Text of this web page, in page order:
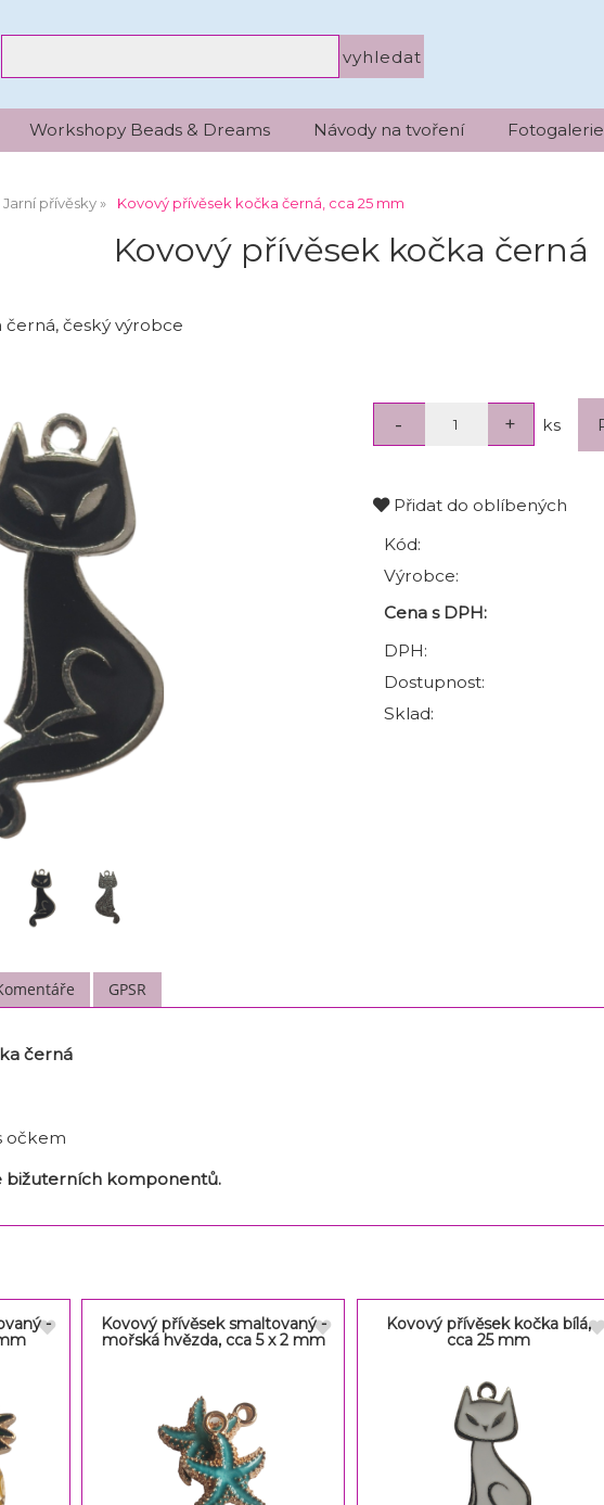
Workshopy Beads & Dreams Návody na tvoření Fotogalerie
Jarní přívěsky Kovový přívěsek kočka černá, cca 25 mm
Kovový přívěsek kočka černá
český výrobce
ks
Přidat do oblíbených
Kód:
Výrobce:
Cena s DPH:
DPH:
Dostupnost:
Sklad:
GPSR
černá
očkem
bižuterních komponentů.
-
Kovový přívěsek smaltovaný -
mořská hvězda, cca 5 x 2 mm
Kovový přívěsek kočka bílá,
cca 25 mm